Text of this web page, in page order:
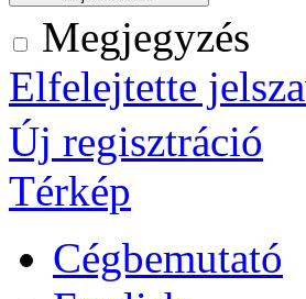
Megjegyzés
Elfelejtette
Új regisztráció
Térkép
Cégbemutató